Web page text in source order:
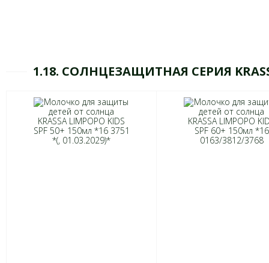
1.18. СОЛНЦЕЗАЩИТНАЯ СЕРИЯ